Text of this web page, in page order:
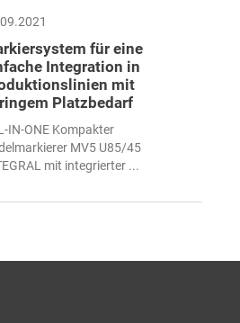
für eine
Integration in
mit
Platzbedarf
IN-ONE Kompakter
MV5 U85/45
mit integrierter ...